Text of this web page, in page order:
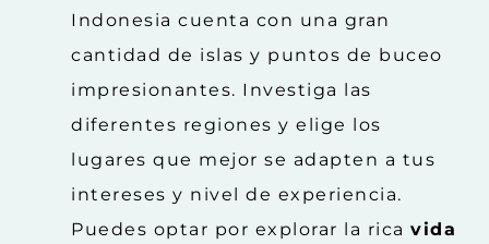
Indonesia cuenta con una gran
cantidad de islas y puntos de buceo
impresionantes. Investiga las
diferentes regiones y elige los
lugares que mejor se adapten a tus
intereses y nivel de experiencia.
Puedes optar por explorar la rica vida